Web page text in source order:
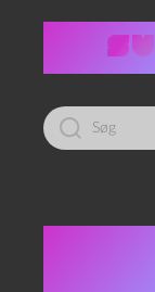
Led
efter: